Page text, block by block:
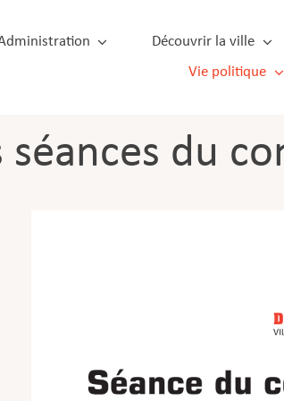
Découvrir la ville
Vie politique
du